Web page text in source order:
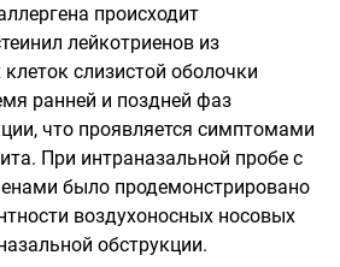
происходит
лейкотриенов из
слизистой оболочки
ранней и поздней фаз
что проявляется симптомами
При интраназальной пробе с
было продемонстрировано
воздухоносных носовых
обструкции.